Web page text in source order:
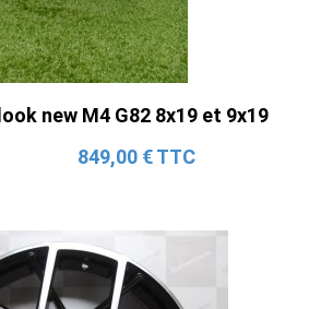
new M4 G82 8x19 et 9x19
849,00 € TTC